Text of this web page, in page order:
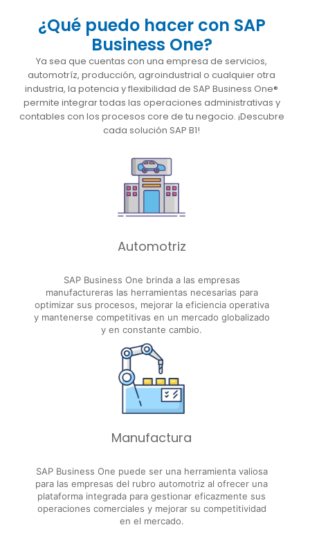
¿Qué puedo hacer con SAP
Business One?
Ya sea que cuentas con una empresa de servicios,
automotríz, producción, agroindustrial o cualquier otra
industria, la potencia y flexibilidad de SAP Business One®
permite integrar todas las operaciones administrativas y
contables con los procesos core de tu negocio. ¡Descubre
cada solución SAP B1!
Automotriz
SAP Business One brinda a las empresas
manufactureras las herramientas necesarias para
optimizar sus procesos, mejorar la eficiencia operativa
y mantenerse competitivas en un mercado globalizado
y en constante cambio.
Manufactura
SAP Business One puede ser una herramienta valiosa
para las empresas del rubro automotriz al ofrecer una
plataforma integrada para gestionar eficazmente sus
operaciones comerciales y mejorar su competitividad
en el mercado.